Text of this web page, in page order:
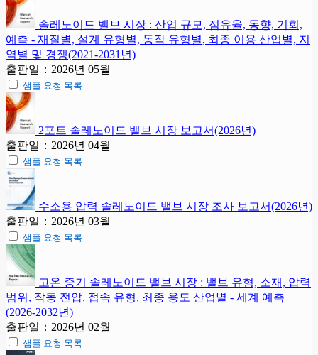
솔레노이드 밸브 시장 : 산업 규모, 점유율, 동향, 기회,
예측 - 재질별, 설계 유형별, 동작 유형별, 최종 이용 산업별, 지
역별 및 경쟁(2021-2031년)
출판일：2026년 05월
샘플 요청 목록
2포트 솔레노이드 밸브 시장 보고서(2026년)
출판일：2026년 04월
샘플 요청 목록
수소용 압력 솔레노이드 밸브 시장 조사 보고서(2026년)
출판일：2026년 03월
샘플 요청 목록
고온 증기 솔레노이드 밸브 시장 : 밸브 유형, 소재, 압력
범위, 작동 전압, 접속 유형, 최종 용도 산업별 - 세계 예측
(2026-2032년)
출판일：2026년 02월
샘플 요청 목록